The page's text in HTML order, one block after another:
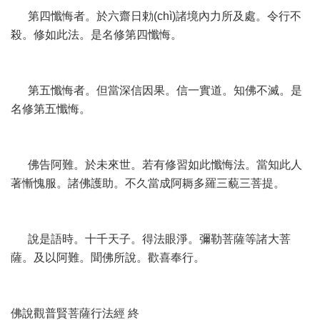
第四懺悔者。於六齋日勅(chì)諸境內力所及處。令行不
殺。修如此法。是名修第四懺悔。
第五懺悔者。但當深信因果。信一實道。知佛不滅。是
名修第五懺悔。
佛告阿難。於未來世。若有修習如此懺悔法。當知此人
著慚愧服。諸佛護助。不久當成阿耨多羅三藐三菩提。
說是語時。十千天子。得法眼淨。彌勒菩薩等諸大菩
薩。及以阿難。聞佛所說。歡喜奉行。
佛說觀普賢菩薩行法經 終